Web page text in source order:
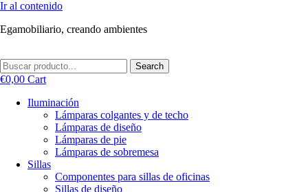
Ir al contenido
Egamobiliario, creando ambientes
Search
€0,00 Cart
Iluminación
Lámparas colgantes y de techo
Lámparas de diseño
Lámparas de pie
Lámparas de sobremesa
Sillas
Componentes para sillas de oficinas
Sillas de diseño